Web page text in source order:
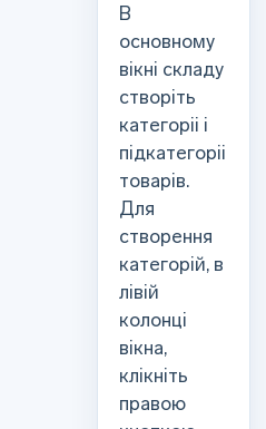
В
основному
вікні складу
створіть
категоріі і
підкатегоріі
товарів.
Для
створення
категорій, в
лівій
колонці
вікна,
клікніть
правою